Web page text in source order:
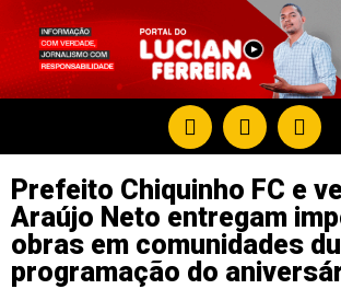
Prefeito Chiquinho FC e
Araújo Neto entregam
obras em comunidades
programação do